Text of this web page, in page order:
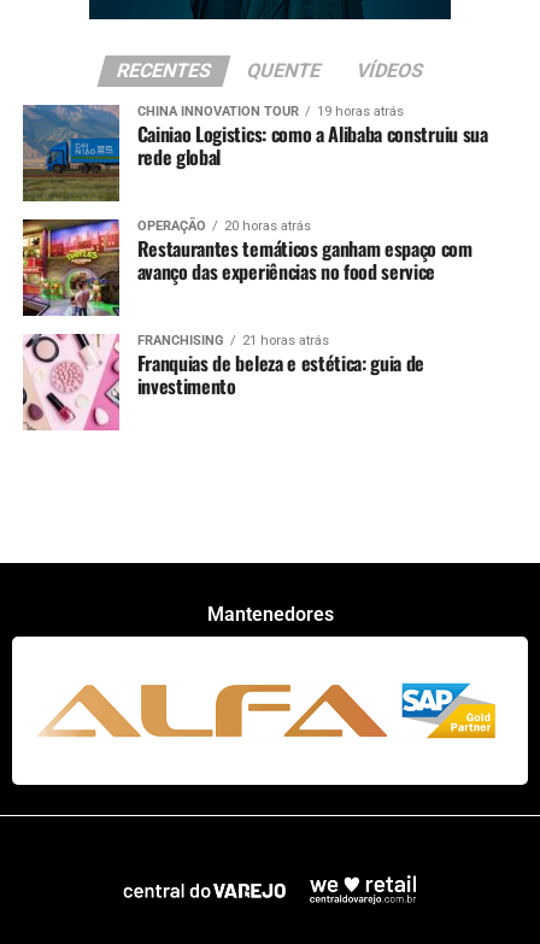
RECENTES QUENTE VÍDEOS
CHINA INNOVATION TOUR 19 horas atrás
Cainiao Logistics: como a Alibaba construiu sua
rede global
OPERAÇÃO 20 horas atrás
Restaurantes temáticos ganham espaço com
avanço das experiências no food service
FRANCHISING 21 horas atrás
Franquias de beleza e estética: guia de
investimento
Mantenedores